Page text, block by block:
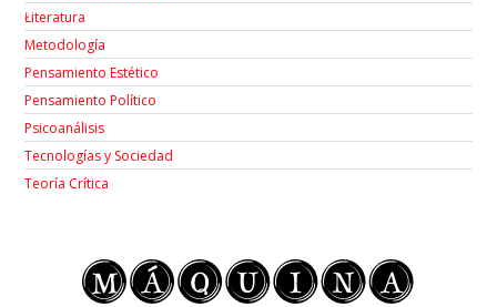
Łiteratura
Metodología
Pensamiento Estético
Pensamiento Político
Psicoanálisis
Tecnologías y Sociedad
Teoría Crítica